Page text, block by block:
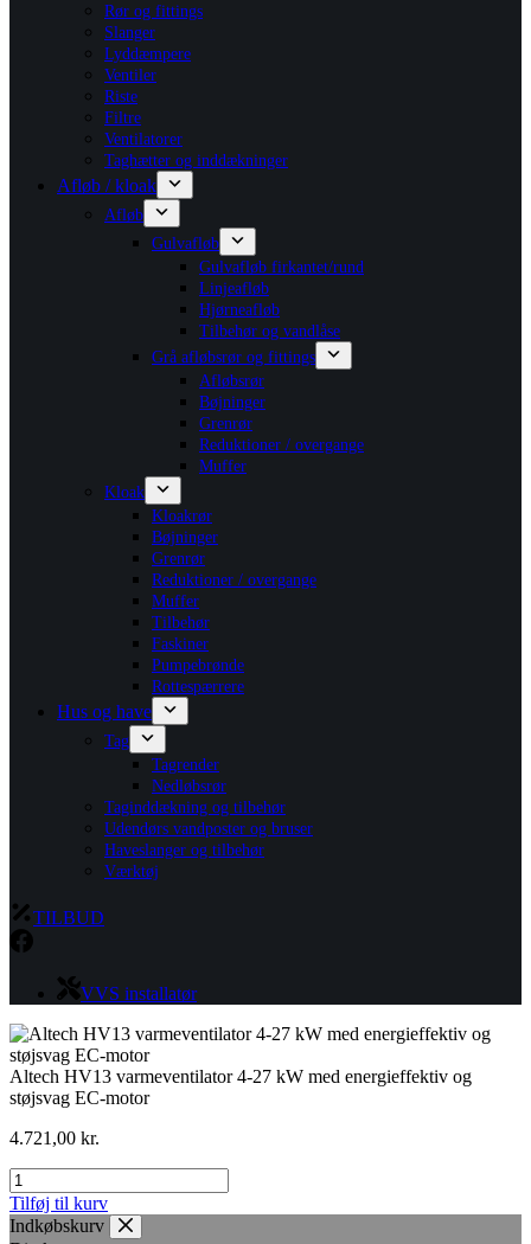
Rør og fittings
Slanger
Lyddæmpere
Ventiler
Riste
Filtre
Ventilatorer
Taghætter og inddækninger
Afløb / kloak
Afløb
Gulvafløb
Gulvafløb firkantet/rund
Linjeafløb
Hjørneafløb
Tilbehør og vandlåse
Grå afløbsrør og fittings
Afløbsrør
Bøjninger
Grenrør
Reduktioner / overgange
Muffer
Kloak
Kloakrør
Bøjninger
Grenrør
Reduktioner / overgange
Muffer
Tilbehør
Faskiner
Pumpebrønde
Rottespærrere
Hus og have
Tag
Tagrender
Nedløbsrør
Taginddækning og tilbehør
Udendørs vandposter og bruser
Haveslanger og tilbehør
Værktøj
TILBUD
VVS installatør
Altech HV13 varmeventilator 4-27 kW med energieffektiv og
støjsvag EC-motor
4.721,00 kr.
Altech
HV13
varmeventilator
Tilføj til kurv
Indkøbskurv